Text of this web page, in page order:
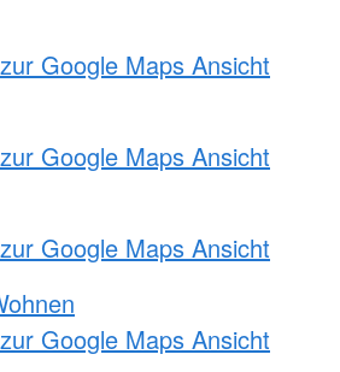
Google Maps Ansicht
Google Maps Ansicht
Google Maps Ansicht
Google Maps Ansicht